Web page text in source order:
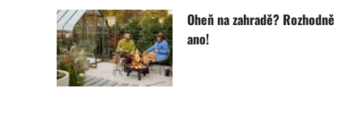
Oheň na zahradě? Rozhodně
ano!